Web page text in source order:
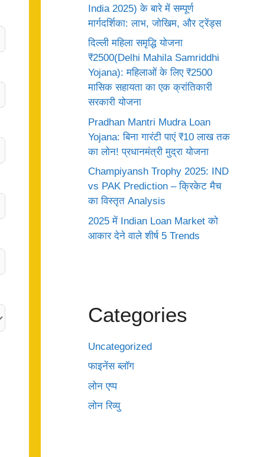
India 2025) के बारे में सम्पूर्ण
मार्गदर्शिका: लाभ, जोखिम, और ट्रेंड्स
दिल्ली महिला समृद्धि योजना
₹2500(Delhi Mahila Samriddhi
Yojana): महिलाओं के लिए ₹2500
मासिक सहायता का एक क्रांतिकारी
सरकारी योजना
Pradhan Mantri Mudra Loan
Yojana: बिना गारंटी पाएं ₹10 लाख तक
का लोन! प्रधानमंत्री मुद्रा योजना
Champiyansh Trophy 2025: IND
vs PAK Prediction – क्रिकेट मैच
का विस्तृत Analysis
2025 में Indian Loan Market को
आकार देने वाले शीर्ष 5 Trends
Categories
Uncategorized
फाइनेंस ब्लॉग
लोन एप्प
लोन रिव्यु